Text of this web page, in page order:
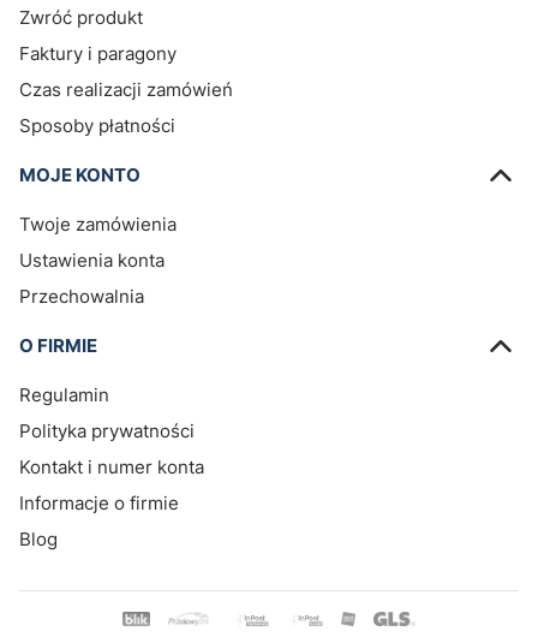
Zwróć produkt
Faktury i paragony
Czas realizacji zamówień
Sposoby płatności
MOJE KONTO
Twoje zamówienia
Ustawienia konta
Przechowalnia
O FIRMIE
Regulamin
Polityka prywatności
Kontakt i numer konta
Informacje o firmie
Blog